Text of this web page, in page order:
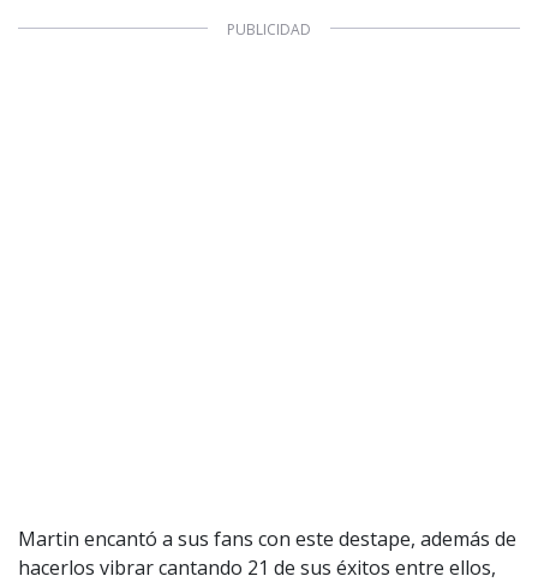
Martin encantó a sus fans con este destape, además de
hacerlos vibrar cantando 21 de sus éxitos entre ellos,